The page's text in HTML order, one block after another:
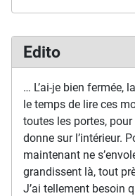
Edito
… L’ai-je bien fermée,
le temps de lire ces
toutes les portes, pour
donne sur l’intérieur.
maintenant ne
grandissent là, tout
J’ai tellement besoin